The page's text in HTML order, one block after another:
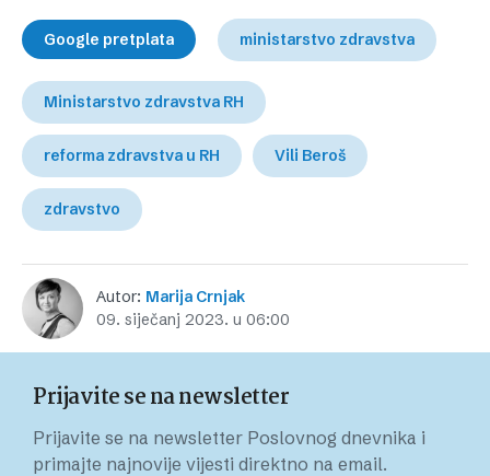
Google pretplata ministarstvo zdravstva
Ministarstvo zdravstva RH
reforma zdravstva u RH Vili Beroš
zdravstvo
Autor: Marija Crnjak
09. siječanj 2023. u 06:00
Prijavite se na newsletter
Prijavite se na newsletter Poslovnog dnevnika i
primajte najnovije vijesti direktno na email.